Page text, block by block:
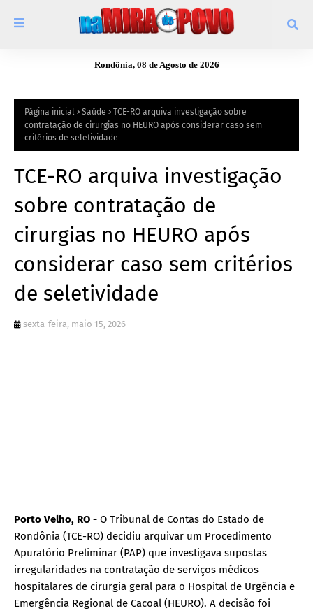
Rondônia, 08 de Agosto de 2026
Página inicial Saúde
TCE-RO arquiva investigação sobre
contratação de cirurgias no HEURO após considerar caso sem
critérios de seletividade
TCE-RO arquiva investigação
sobre contratação de
cirurgias no HEURO após
considerar caso sem critérios
de seletividade
sexta-feira, maio 15, 2026
Porto Velho, RO - O Tribunal de Contas do Estado de
Rondônia (TCE-RO) decidiu arquivar um Procedimento
Apuratório Preliminar (PAP) que investigava supostas
irregularidades na contratação de serviços médicos
hospitalares de cirurgia geral para o Hospital de Urgência e
Emergência Regional de Cacoal (HEURO). A decisão foi